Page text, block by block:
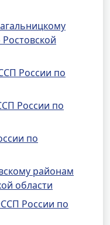
России по
России по
по
районам
области
России по